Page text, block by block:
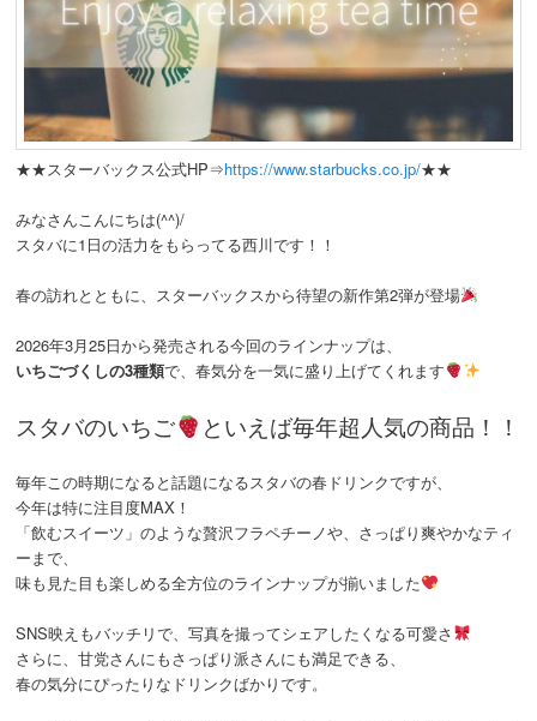
★★スターバックス公式HP⇒https://www.starbucks.co.jp/★★
みなさんこんにちは(^^)/
スタバに1日の活力をもらってる西川です！！
春の訪れとともに、スターバックスから待望の新作第2弾が登場
2026年3月25日から発売される今回のラインナップは、
いちごづくしの3種類で、春気分を一気に盛り上げてくれます
スタバのいちご といえば毎年超人気の商品！！
毎年この時期になると話題になるスタバの春ドリンクですが、
今年は特に注目度MAX！
「飲むスイーツ」のような贅沢フラペチーノや、さっぱり爽やかなティ
ーまで、
味も見た目も楽しめる全方位のラインナップが揃いました
SNS映えもバッチリで、写真を撮ってシェアしたくなる可愛さ
さらに、甘党さんにもさっぱり派さんにも満足できる、
春の気分にぴったりなドリンクばかりです。